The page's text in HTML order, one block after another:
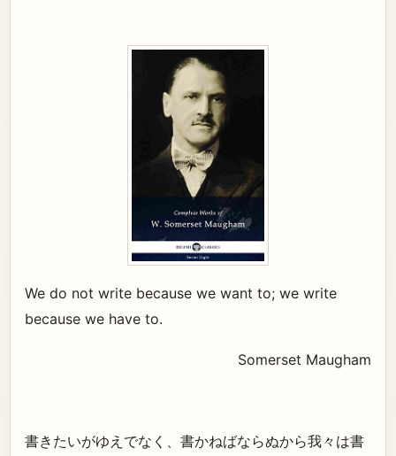
We do not write because we want to; we write
because we have to.
Somerset Maugham
書きたいがゆえでなく、書かねばならぬから我々は書